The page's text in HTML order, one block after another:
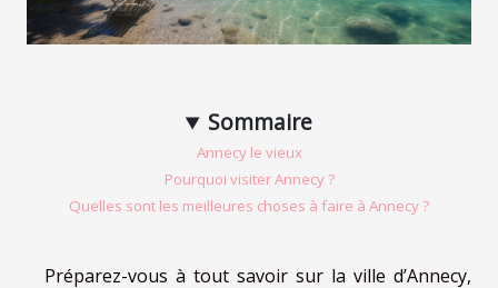
Sommaire
Annecy le vieux
Pourquoi visiter Annecy ?
Quelles sont les meilleures choses à faire à Annecy ?
Préparez-vous à tout savoir sur la ville d’Annecy,